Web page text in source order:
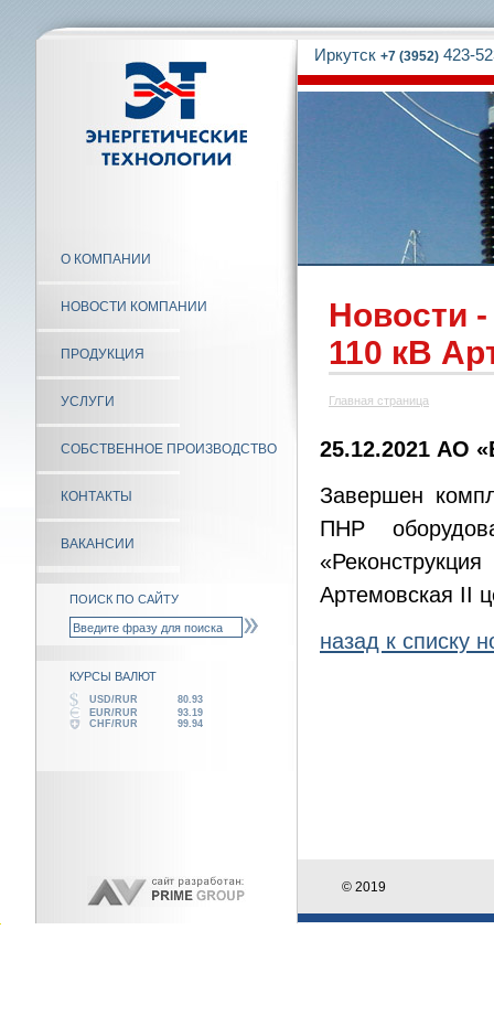
О КОМПАНИИ
НОВОСТИ КОМПАНИИ
ПРОДУКЦИЯ
УСЛУГИ
СОБСТВЕННОЕ ПРОИЗВОДСТВО
КОНТАКТЫ
ВАКАНСИИ
ПОИСК ПО САЙТУ
КУРСЫ ВАЛЮТ
USD/RUR
80.93
EUR/RUR
93.19
CHF/RUR
99.94
Иркутск +7 (3952) 423-
Новости
110 кВ
Главная страница
25.12.2021 АО
Завершен
ПНР
Артемовская II
назад к списку
© 2019